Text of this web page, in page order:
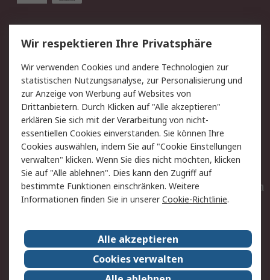
Service
Value Added Services
Lieferlösungen
Rücksendungen
Kontakt
Hilfe
Privatkunden
Rechtliches
AGB
Datenschutz
Cookie-Richtlinie
Zahlungsbedingungen
Copyright/Impressum
Entsorgung
Elektrogeräte/Batterien
RS weltweit
Karriere bei RS
Nachhaltigkeit
Qualität/Umwelt/ZertifikatePresse-Center
Wir respektieren Ihre Privatsphäre
Wir verwenden Cookies und andere Technologien zur
statistischen Nutzungsanalyse, zur Personalisierung und
zur Anzeige von Werbung auf Websites von
Drittanbietern. Durch Klicken auf "Alle akzeptieren"
erklären Sie sich mit der Verarbeitung von nicht-
essentiellen Cookies einverstanden. Sie können Ihre
Cookies auswählen, indem Sie auf "Cookie Einstellungen
verwalten" klicken. Wenn Sie dies nicht möchten, klicken
Sie auf "Alle ablehnen". Dies kann den Zugriff auf
bestimmte Funktionen einschränken. Weitere
Informationen finden Sie in unsererCookie-Richtlinie.
Alle akzeptieren
Cookies verwalten